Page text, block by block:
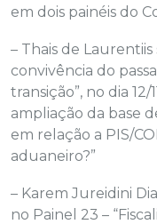
em dois painéis do
– Thais de Laurentiis
convivência do
transição”, no dia 12/
ampliação da base
em relação a PIS/
aduaneiro?”
– Karem Jureidini
no Painel 23 –